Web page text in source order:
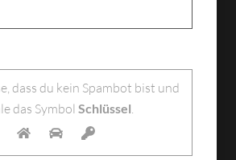
Feld leer.
dass du kein Spambot bist und
das Symbol Schlüssel.